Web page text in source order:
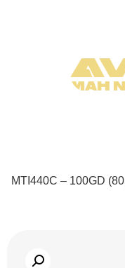
دیزل ژنراتور موتورسازان مدل MTI440C – 100GD (80